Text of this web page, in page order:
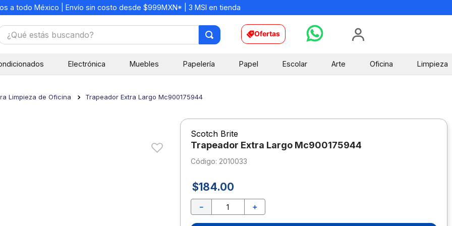
a todo México | Envío sin costo desde $999MXN* | 3 MSI en tienda
estás buscando? Ofertas
Electrónica Muebles Papelería Papel Escolar Arte Oficina Limpieza
Limpieza de Oficina Trapeador Extra Largo Mc900175944
Scotch Brite
Trapeador Extra Largo Mc900175944
: 2010033
$184.00
＋
－